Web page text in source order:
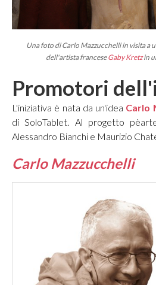
Una foto di Carlo Mazzucchelli in visita a
dell'artista franceseGaby Kretzin
Promotori
L'iniziativa è nata da un'idea Carlo
di SoloTablet. Al progetto
Alessandro Bianchi e Maurizio
Carlo Mazzucchelli